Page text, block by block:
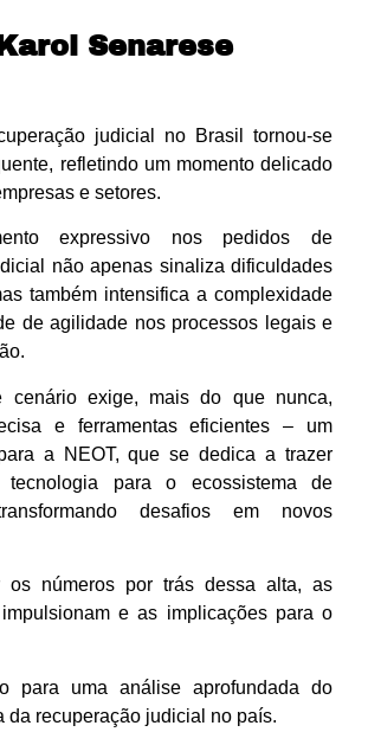
Karol Senarese
judicial no Brasil tornou-se
refletindo um momento delicado
e setores.
expressivo nos pedidos de
não apenas sinaliza dificuldades
também intensifica a complexidade
de agilidade nos processos legais e
cenário exige, mais do que nunca,
e ferramentas eficientes – um
a NEOT, que se dedica a trazer
tecnologia para o ecossistema de
desafios em novos
os números por trás dessa alta, as
e as implicações para o
para uma análise aprofundada do
da recuperação judicial no país.